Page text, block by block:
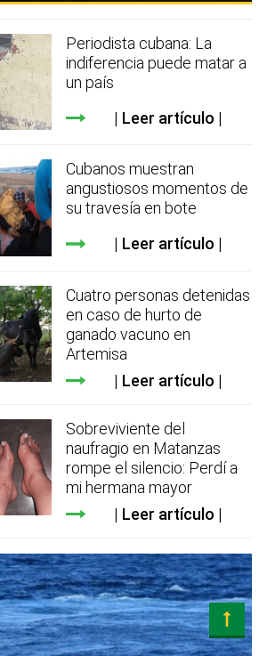
Periodista cubana: La
indiferencia puede matar a
un país
Leer artículo
Cubanos muestran
angustiosos momentos de
su travesía en bote
Leer artículo
Cuatro personas detenidas
en caso de hurto de
ganado vacuno en
Artemisa
Leer artículo
Sobreviviente del
naufragio en Matanzas
rompe el silencio: Perdí a
mi hermana mayor
Leer artículo